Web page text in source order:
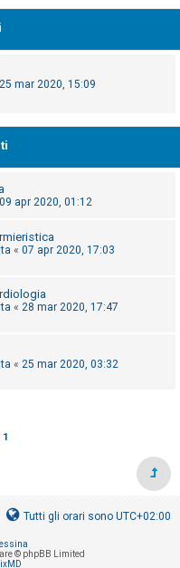
25 mar 2020, 15:09
09 apr 2020, 01:12
« 07 apr 2020, 17:03
« 28 mar 2020, 17:47
« 25 mar 2020, 03:32
1
Tutti gli orari sono UTC+02:00
© phpBB Limited